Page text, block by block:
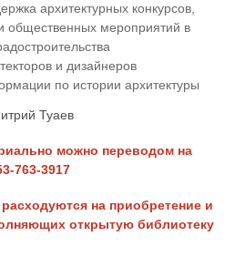
архитектурных конкурсов,
общественных мероприятий в
и дизайнеров
по истории архитектуры
Туаев
можно переводом на
763-3917
на приобретение и
открытую библиотеку